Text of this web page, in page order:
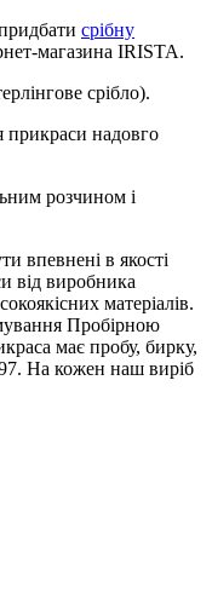
срібну
магазина IRISTA.
срібло).
прикраси надовго
розчином і
впевнені в якості
від виробника
матеріалів.
Пробірною
має пробу, бирку,
На кожен наш виріб